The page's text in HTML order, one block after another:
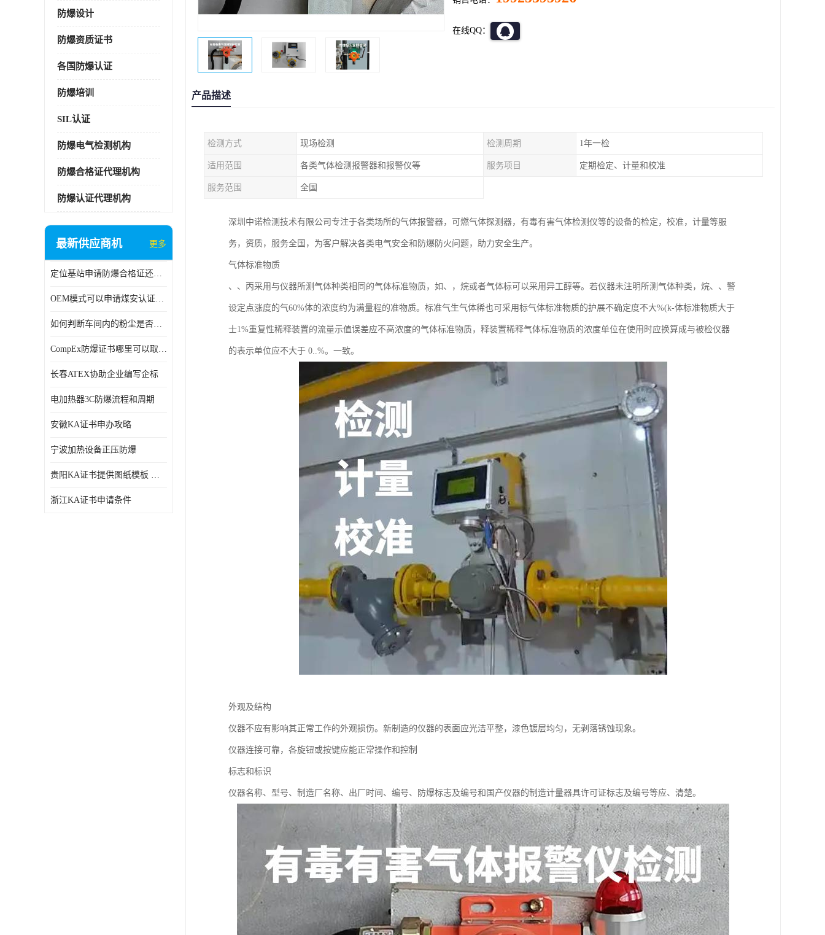
防爆设计
防爆资质证书
各国防爆认证
防爆培训
SIL认证
防爆电气检测机构
防爆合格证代理机构
防爆认证代理机构
最新供应商机 更多
定位基站申请防爆合格证还是防爆3C认证呢？
OEM模式可以申请煤安认证吗？
如何判断车间内的粉尘是否为爆炸性粉尘？
CompEx防爆证书哪里可以取得？
长春ATEX协助企业编写企标
电加热器3C防爆流程和周期
安徽KA证书申办攻略
宁波加热设备正压防爆
贵阳KA证书提供图纸模板 深圳中诺检测
浙江KA证书申请条件
在线QQ：
产品描述
检测方式 现场检测 检测周期 1年一检
适用范围 各类气体检测报警器和报警仪等 服务项目 定期检定、计量和校准
服务范围 全国
深圳中诺检测技术有限公司专注于各类场所的气体报警器，可燃气体探测器，有毒有害气体检测仪等的设备的检定，校准，计量等服
务，资质，服务全国，为客户解决各类电气安全和防爆防火问题，助力安全生产。
气体标准物质
、、丙采用与仪器所测气体种类相同的气体标准物质，如、，烷或者气体标可以采用异工醇等。若仪器未注明所测气体种类，烷、、警
设定点涨度的气60%体的浓度约为满量程的准物质。标准气生气体稀也可采用标气体标准物质的护展不确定度不大%(k-体标准物质大于
士1%重复性稀释装置的流量示值误差应不高浓度的气体标准物质，释装置稀释气体标准物质的浓度单位在使用时应换算成与被检仪器
的表示单位应不大于 0..%。一致。
外观及结构
仪器不应有影响其正常工作的外观损伤。新制造的仪器的表面应光洁平整，漆色镀层均匀，无剥落锈蚀现象。
仪器连接可靠，各旋钮或按键应能正常操作和控制
标志和标识
仪器名称、型号、制造厂名称、出厂时间、编号、防爆标志及编号和国产仪器的制造计量器具许可证标志及编号等应、清楚。